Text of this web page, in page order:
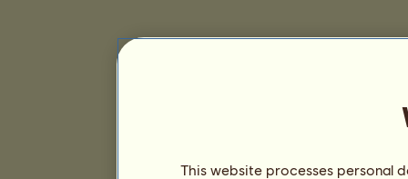
This website processes personal